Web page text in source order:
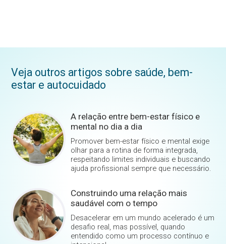
Veja outros artigos sobre saúde, bem-
estar e autocuidado
A relação entre bem-estar físico e
mental no dia a dia
Promover bem-estar físico e mental exige
olhar para a rotina de forma integrada,
respeitando limites individuais e buscando
ajuda profissional sempre que necessário.
Construindo uma relação mais
saudável com o tempo
Desacelerar em um mundo acelerado é um
desafio real, mas possível, quando
entendido como um processo contínuo e